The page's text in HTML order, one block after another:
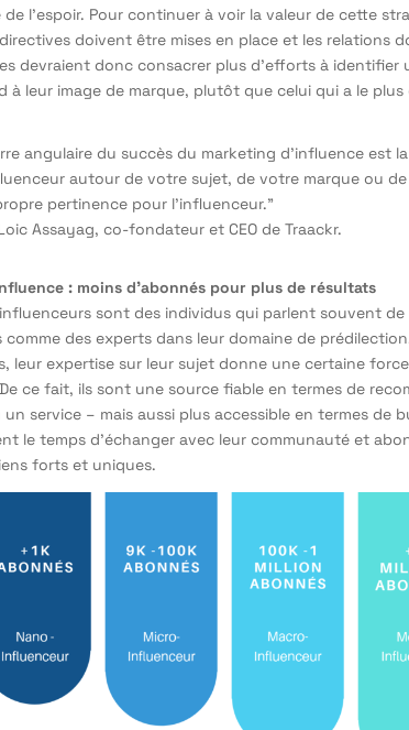
de l’espoir. Pour continuer à voir la valeur de cette
doivent être mises en place et les relations
devraient donc consacrer plus d’efforts à identifier
à leur image de marque, plutôt que celui qui a le plus
angulaire du succès du marketing d’influence est
autour de votre sujet, de votre marque ou
pertinence pour l’influenceur.”
Assayag, co-fondateur et CEO de Traackr.
: moins d’abonnés pour plus de résultats
sont des individus qui parlent souvent
comme des experts dans leur domaine de
leur expertise sur leur sujet donne une certaine
ce fait, ils sont une source fiable en termes de
service – mais aussi plus accessible en termes de
le temps d’échanger avec leur communauté et
forts et uniques.